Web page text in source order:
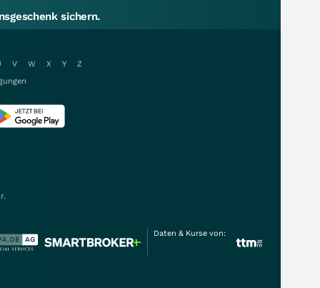
sichern.
V W X Y
Z
Daten & Kurse von: